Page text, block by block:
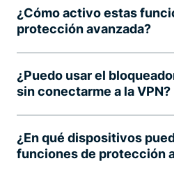
¿Cómo activo estas
protección avanzada?
¿Puedo usar el
sin conectarme a la VPN?
¿En qué dispositivos
funciones de protección